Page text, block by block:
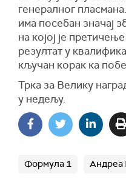
генералног
има посебан значај
на којој је
резултат у
кључан корак ка
Трка за Велику
у недељу.
Формула 1 Андреа